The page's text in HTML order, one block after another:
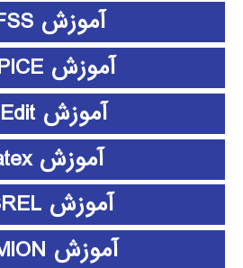
آموزش HFSS
آموزش HSPICE
آموزش L-Edit
آموزش Latex
آموزش LISREL
آموزش LUMION